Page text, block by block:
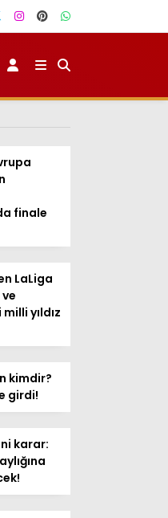
finale
LaLiga
yıldız
kimdir?
girdi!
karar: